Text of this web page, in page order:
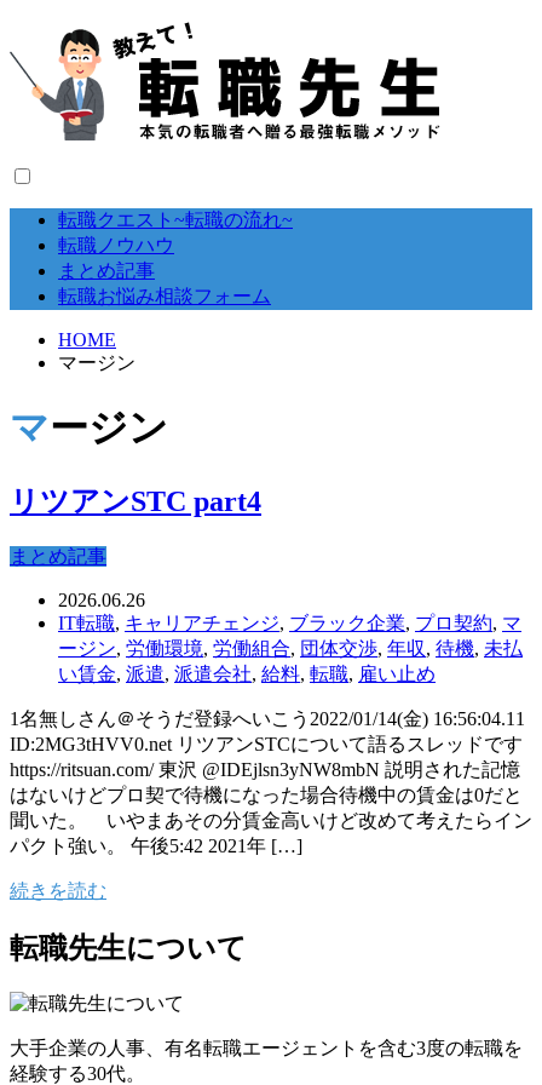
転職クエスト~転職の流れ~
転職ノウハウ
まとめ記事
転職お悩み相談フォーム
HOME
マージン
マージン
リツアンSTC part4
まとめ記事
2026.06.26
IT転職, キャリアチェンジ, ブラック企業, プロ契約, マ
ージン, 労働環境, 労働組合, 団体交渉, 年収, 待機, 未払
い賃金, 派遣, 派遣会社, 給料, 転職, 雇い止め
1名無しさん＠そうだ登録へいこう2022/01/14(金) 16:56:04.11
ID:2MG3tHVV0.net リツアンSTCについて語るスレッドです
https://ritsuan.com/ 東沢 @IDEjlsn3yNW8mbN 説明された記憶
はないけどプロ契で待機になった場合待機中の賃金は0だと
聞いた。 いやまあその分賃金高いけど改めて考えたらイン
パクト強い。 午後5:42 2021年 […]
続きを読む
転職先生について
大手企業の人事、有名転職エージェントを含む3度の転職を
経験する30代。